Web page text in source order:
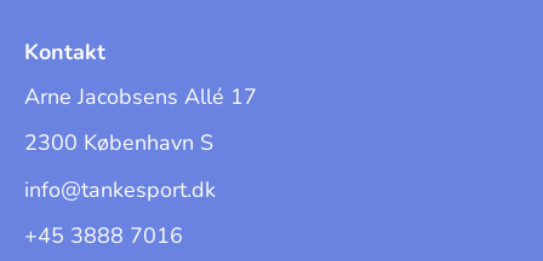
Kontakt
Arne Jacobsens Allé 17
2300 København S
info@tankesport.dk
+45 3888 7016